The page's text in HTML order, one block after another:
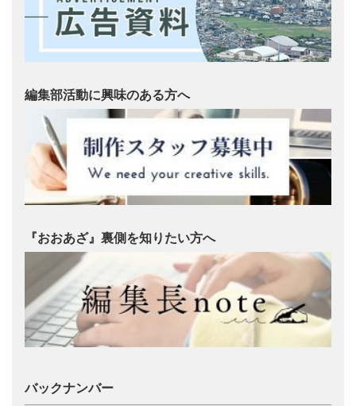
編集部活動に興味のある方へ
『おおあざ』裏側を知りたい方へ
バックナンバー